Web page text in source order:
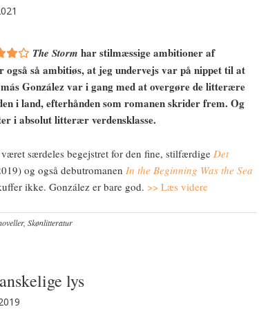
The Storm har stilmæssige ambitioner af
også så ambitiøs, at jeg undervejs var på nippet til at
González var i gang med at overgøre de litterære
i land, efterhånden som romanen skrider frem. Og
i absolut litterær verdensklasse.
særdeles begejstret for den fine, stilfærdige Det
og også debutromanen In the Beginning Was the Sea
ikke. González er bare god. >> Læs videre
, Skønlitteratur
lys